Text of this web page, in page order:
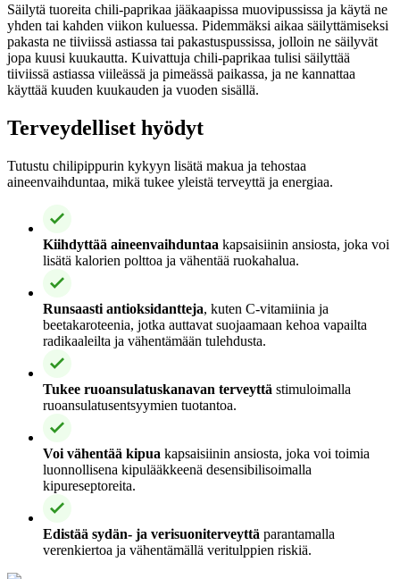
Säilytä tuoreita chili-paprikaa jääkaapissa muovipussissa ja käytä ne
yhden tai kahden viikon kuluessa. Pidemmäksi aikaa säilyttämiseksi
pakasta ne tiiviissä astiassa tai pakastuspussissa, jolloin ne säilyvät
jopa kuusi kuukautta. Kuivattuja chili-paprikaa tulisi säilyttää
tiiviissä astiassa viileässä ja pimeässä paikassa, ja ne kannattaa
käyttää kuuden kuukauden ja vuoden sisällä.
Terveydelliset hyödyt
Tutustu chilipippurin kykyyn lisätä makua ja tehostaa
aineenvaihduntaa, mikä tukee yleistä terveyttä ja energiaa.
Kiihdyttää aineenvaihduntaa kapsaisiinin ansiosta, joka voi
lisätä kalorien polttoa ja vähentää ruokahalua.
Runsaasti antioksidantteja, kuten C-vitamiinia ja
beetakaroteenia, jotka auttavat suojaamaan kehoa vapailta
radikaaleilta ja vähentämään tulehdusta.
Tukee ruoansulatuskanavan terveyttä stimuloimalla
ruoansulatusentsyymien tuotantoa.
Voi vähentää kipua kapsaisiinin ansiosta, joka voi toimia
luonnollisena kipulääkkeenä desensibilisoimalla
kipureseptoreita.
Edistää sydän- ja verisuoniterveyttä parantamalla
verenkiertoa ja vähentämällä veritulppien riskiä.